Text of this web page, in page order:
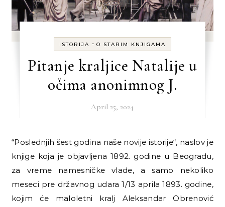
ISTORIJA - O STARIM KNJIGAMA
Pitanje kraljice Natalije u
očima anonimnog J.
April 25, 2024
“Poslednjih šest godina naše novije istorije“, naslov je
knjige koja je objavljena 1892. godine u Beogradu,
za vreme namesničke vlade, a samo nekoliko
meseci pre državnog udara 1/13 aprila 1893. godine,
kojim će maloletni kralj Aleksandar Obrenović